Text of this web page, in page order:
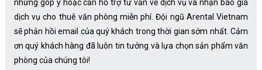
những góp ý hoặc cần hỗ trợ tư vấn về dịch vụ và nhận báo giá
dịch vụ cho thuê văn phòng miễn phí. Đội ngũ Arental Vietnam
sẽ phản hồi email của quý khách trong thời gian sớm nhất. Cảm
ơn quý khách hàng đã luôn tin tưởng và lựa chọn sản phẩm văn
phòng của chúng tôi!